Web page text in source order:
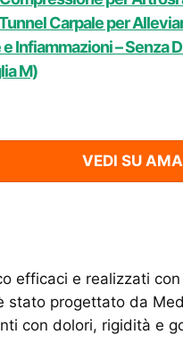
Carpale per
Infiammazioni – Senza
M)
VEDI SU
efficaci e realizzati
progettato da
con dolori, rigidità e